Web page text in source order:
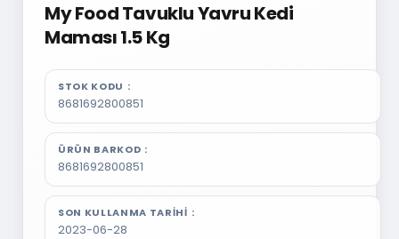
My Food Tavuklu Yavru Kedi
Maması 1.5 Kg
STOK KODU
8681692800851
ÜRÜN BARKOD
8681692800851
SON KULLANMA TARIHI
2023-06-28